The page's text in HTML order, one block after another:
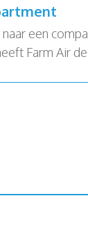
een
Farm Air